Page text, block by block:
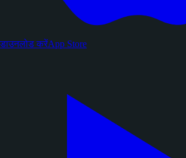
डाउनलोड करेंApp Store